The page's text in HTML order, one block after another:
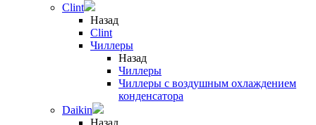
Clint
Назад
Clint
Чиллеры
Назад
Чиллеры
Чиллеры с воздушным охлаждением
конденсатора
Daikin
Назад